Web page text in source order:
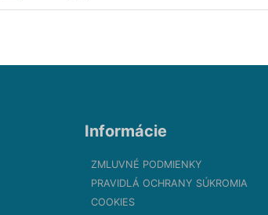
Informácie
ZMLUVNÉ PODMIENKY
PRAVIDLÁ OCHRANY SÚKROMIA
COOKIES